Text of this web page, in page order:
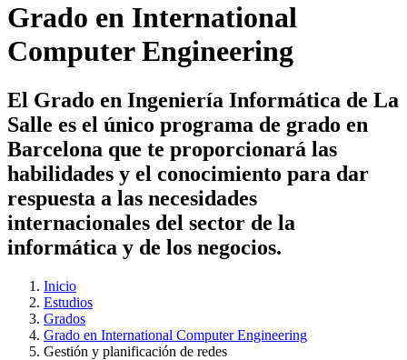
Grado en International
Computer Engineering
El Grado en Ingeniería Informática de La
Salle es el único programa de grado en
Barcelona que te proporcionará las
habilidades y el conocimiento para dar
respuesta a las necesidades
internacionales del sector de la
informática y de los negocios.
Inicio
Estudios
Grados
Grado en International Computer Engineering
Gestión y planificación de redes